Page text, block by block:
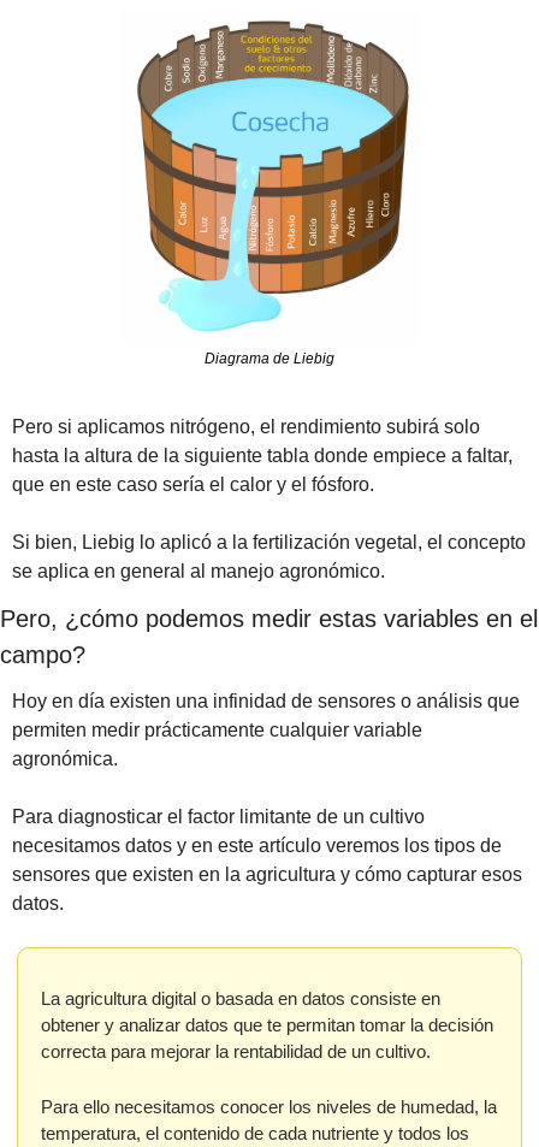
Diagrama de Liebig
Pero si aplicamos nitrógeno, el rendimiento subirá solo
hasta la altura de la siguiente tabla donde empiece a faltar,
que en este caso sería el calor y el fósforo.
Si bien, Liebig lo aplicó a la fertilización vegetal, el concepto
se aplica en general al manejo agronómico.
Pero, ¿cómo podemos medir estas variables en el
campo?
Hoy en día existen una infinidad de sensores o análisis que
permiten medir prácticamente cualquier variable
agronómica.
Para diagnosticar el factor limitante de un cultivo
necesitamos datos y en este artículo veremos los tipos de
sensores que existen en la agricultura y cómo capturar esos
datos.
La agricultura digital o basada en datos consiste en
obtener y analizar datos que te permitan tomar la decisión
correcta para mejorar la rentabilidad de un cultivo.
Para ello necesitamos conocer los niveles de humedad, la
temperatura, el contenido de cada nutriente y todos los